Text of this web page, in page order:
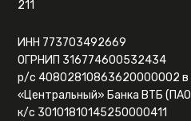
211
ИНН 773703492669
ОГРНИП 316774600532434
р/с 40802810863620000002 в
«Центральный» Банка ВТБ
к/с 30101810145250000411